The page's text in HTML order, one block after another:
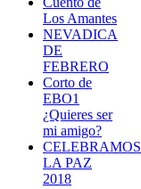
Los Amantes
NEVADICA
DE
FEBRERO
Corto de
EBO1
¿Quieres ser
mi amigo?
CELEBRAMOS
LA PAZ
2018